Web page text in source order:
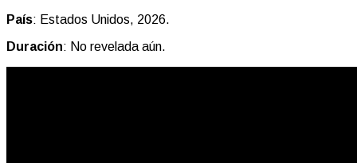
País: Estados Unidos, 2026.
Duración: No revelada aún.